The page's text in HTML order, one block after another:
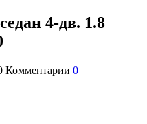
4-дв. 1.8
Комментарии 0